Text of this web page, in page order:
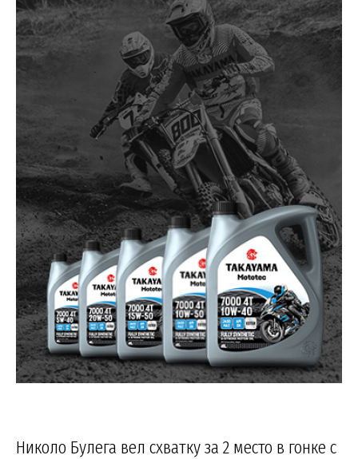
Николо Булега вел схватку за 2 место в гонке с